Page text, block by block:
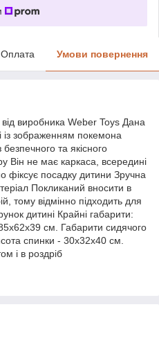
Оплата Умови повернення
виробника Weber Toys Дана
зображенням покемона
безпечного та якісного
Він не має каркаса, всередині
фіксує посадку дитини Зручна
Покликаний вносити в
тому відмінно підходить для
дитині Крайні габарити:
см. Габарити сидячого
спинки - 30х32х40 см.
і в роздріб